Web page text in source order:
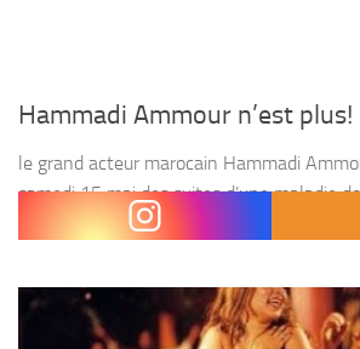
Hammadi Ammour n’est plus!
le grand acteur marocain Hammadi
samedi 15 mai des suites d’une maladie
une longue durée. Né à Fès en 1930, le